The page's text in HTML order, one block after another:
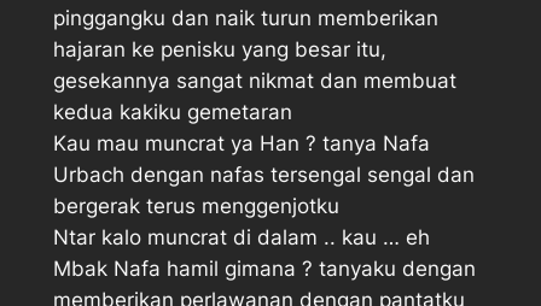
pinggangku dan naik turun memberikan
hajaran ke penisku yang besar itu,
gesekannya sangat nikmat dan membuat
kedua kakiku gemetaran
Kau mau muncrat ya Han ? tanya Nafa
Urbach dengan nafas tersengal sengal dan
bergerak terus menggenjotku
Ntar kalo muncrat di dalam .. kau … eh
Mbak Nafa hamil gimana ? tanyaku dengan
memberikan perlawanan dengan pantatku